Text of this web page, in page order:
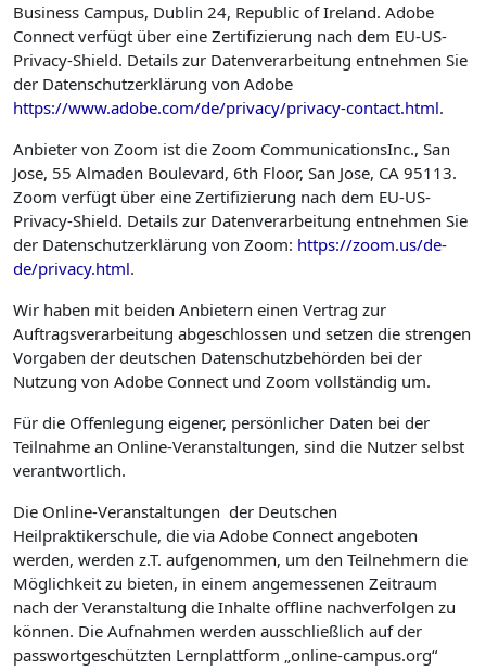
Business Campus, Dublin 24, Republic of Ireland. Adobe
Connect verfügt über eine Zertifizierung nach dem EU-US-
Privacy-Shield. Details zur Datenverarbeitung entnehmen Sie
der Datenschutzerklärung von Adobe
https://www.adobe.com/de/privacy/privacy-contact.html.
Anbieter von Zoom ist die Zoom CommunicationsInc., San
Jose, 55 Almaden Boulevard, 6th Floor, San Jose, CA 95113.
Zoom verfügt über eine Zertifizierung nach dem EU-US-
Privacy-Shield. Details zur Datenverarbeitung entnehmen Sie
der Datenschutzerklärung von Zoom: https://zoom.us/de-
de/privacy.html.
Wir haben mit beiden Anbietern einen Vertrag zur
Auftragsverarbeitung abgeschlossen und setzen die strengen
Vorgaben der deutschen Datenschutzbehörden bei der
Nutzung von Adobe Connect und Zoom vollständig um.
Für die Offenlegung eigener, persönlicher Daten bei der
Teilnahme an Online-Veranstaltungen, sind die Nutzer selbst
verantwortlich.
Die Online-Veranstaltungen der Deutschen
Heilpraktikerschule, die via Adobe Connect angeboten
werden, werden z.T. aufgenommen, um den Teilnehmern die
Möglichkeit zu bieten, in einem angemessenen Zeitraum
nach der Veranstaltung die Inhalte offline nachverfolgen zu
können. Die Aufnahmen werden ausschließlich auf der
passwortgeschützten Lernplattform „online-campus.org“